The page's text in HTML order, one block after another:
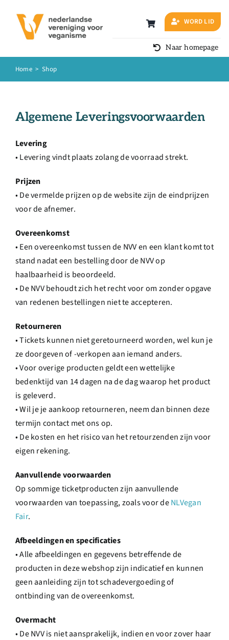
inhoud
WORD LID
Naar homepage
Home >Shop
Algemene Leveringsvoorwaarden
Levering
• Levering vindt plaats zolang de voorraad strekt.
Prijzen
• De vermelde prijzen op de website zijn de eindprijzen
voor de afnemer.
Overeenkomst
• Een overeenkomst tussen de NVV en een klant komt tot
stand nadat een bestelling door de NVV op
haalbaarheid is beoordeeld.
• De NVV behoudt zich het recht voor om zonder opgave
van redenen bestellingen niet te accepteren.
Retourneren
• Tickets kunnen niet geretourneerd worden, wel kun je
ze doorgeven of -verkopen aan iemand anders.
• Voor overige producten geldt een wettelijke
bedenktijd van 14 dagen na de dag waarop het product
is geleverd.
• Wil je je aankoop retourneren, neem dan binnen deze
termijn contact met ons op.
• De kosten en het risico van het retourzenden zijn voor
eigen rekening.
Aanvullende voorwaarden
Op sommige ticketproducten zijn aanvullende
voorwaarden van toepassing, zoals voor deNLVegan
Fair.
Afbeeldingen en specificaties
• Alle afbeeldingen en gegevens betreffende de
producten in deze webshop zijn indicatief en kunnen
geen aanleiding zijn tot schadevergoeding of
ontbinding van de overeenkomst.
Overmacht
• De NVV is niet aansprakelijk, indien en voor zover haar